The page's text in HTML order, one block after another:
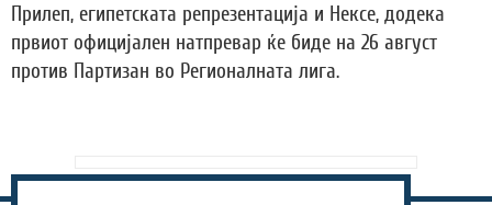
Прилеп, египетската репрезентација и Нексе, додека
првиот официјален натпревар ќе биде на 26 август
против Партизан во Регионалната лига.